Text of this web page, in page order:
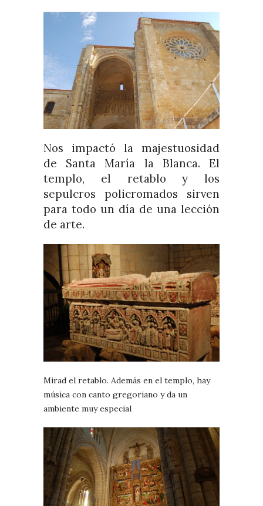
Nos impactó la majestuosidad
de Santa María la Blanca. El
templo, el retablo y los
sepulcros policromados sirven
para todo un día de una lección
de arte.
Mirad el retablo. Además en el templo, hay
música con canto gregoriano y da un
ambiente muy especial